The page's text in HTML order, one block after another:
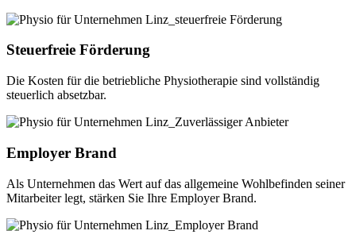
Steuerfreie Förderung
Die Kosten für die betriebliche Physiotherapie sind vollständig
steuerlich absetzbar.
Employer Brand
Als Unternehmen das Wert auf das allgemeine Wohlbefinden seiner
Mitarbeiter legt, stärken Sie Ihre Employer Brand.